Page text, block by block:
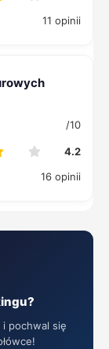
11 opinii
/10
4.2
16 opinii
i pochwal się